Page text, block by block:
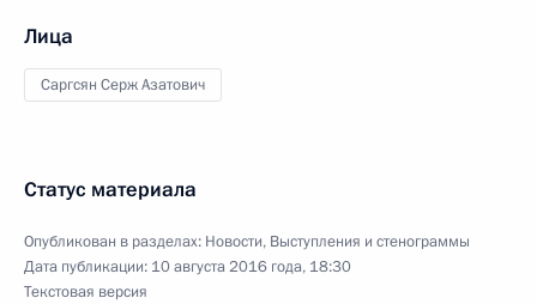
Лица
Саргсян Серж Азатович
Статус материала
Опубликован в разделах: Новости, Выступления и стенограммы
Дата публикации: 10 августа 2016 года, 18:30
Текстовая версия